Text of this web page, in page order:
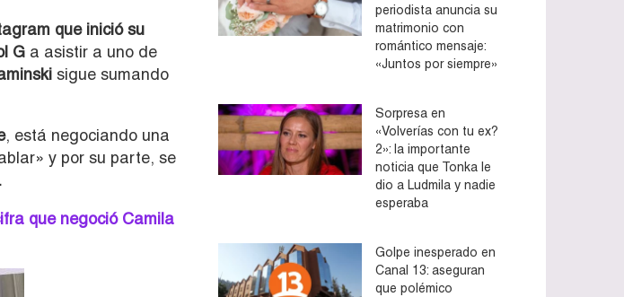
que inició su
G a asistir a uno de
sigue sumando
, está negociando una
y por su parte, se
que negoció Camila
periodista anuncia su
matrimonio con
romántico mensaje:
«Juntos por siempre»
Sorpresa en
«Volverías con tu ex?
2»: la importante
noticia que Tonka le
dio a Ludmila y nadie
esperaba
Golpe inesperado en
Canal 13: aseguran
que polémico